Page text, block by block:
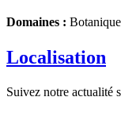
Domaines :
Localisation
Suivez notre actualité